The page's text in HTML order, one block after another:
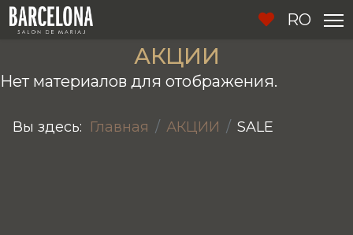
RO
АКЦИИ
Нет материалов для отображения.
Вы здесь: Главная АКЦИИ SALE